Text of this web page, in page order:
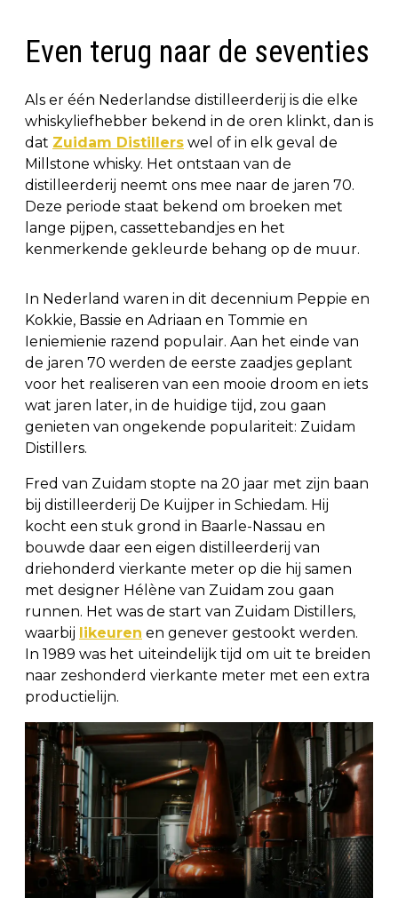
Even terug naar de seventies
Als er één Nederlandse distilleerderij is die elke
whiskyliefhebber bekend in de oren klinkt, dan is
dat Zuidam Distillers wel of in elk geval de
Millstone whisky. Het ontstaan van de
distilleerderij neemt ons mee naar de jaren 70.
Deze periode staat bekend om broeken met
lange pijpen, cassettebandjes en het
kenmerkende gekleurde behang op de muur.
In Nederland waren in dit decennium Peppie en
Kokkie, Bassie en Adriaan en Tommie en
Ieniemienie razend populair. Aan het einde van
de jaren 70 werden de eerste zaadjes geplant
voor het realiseren van een mooie droom en iets
wat jaren later, in de huidige tijd, zou gaan
genieten van ongekende populariteit: Zuidam
Distillers.
Fred van Zuidam stopte na 20 jaar met zijn baan
bij distilleerderij De Kuijper in Schiedam. Hij
kocht een stuk grond in Baarle-Nassau en
bouwde daar een eigen distilleerderij van
driehonderd vierkante meter op die hij samen
met designer Hélène van Zuidam zou gaan
runnen. Het was de start van Zuidam Distillers,
waarbij likeuren en genever gestookt werden.
In 1989 was het uiteindelijk tijd om uit te breiden
naar zeshonderd vierkante meter met een extra
productielijn.